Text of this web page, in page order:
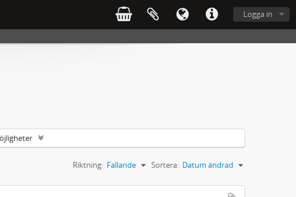
Logga in
Sortera: Datum ändrad
Riktning: Fallande